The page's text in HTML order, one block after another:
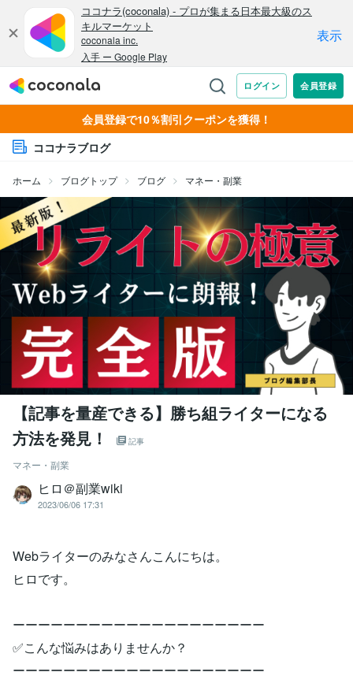
会員登録で10％割引クーポンを獲得！
ココナラブログ
ホーム ブログトップ ブログ マネー・副業
【記事を量産できる】勝ち組ライターになる
方法を発見！
記事
マネー・副業
ヒロ＠副業wiki
2023/06/06 17:31
Webライターのみなさんこんにちは。
ヒロです。
ーーーーーーーーーーーーーーーーーーーー
✅こんな悩みはありませんか？
ーーーーーーーーーーーーーーーーーーーー